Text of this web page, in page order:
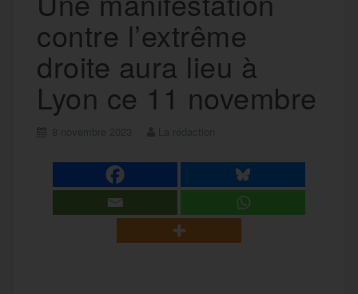
contre l’extrême
droite aura lieu à
Lyon ce 11 novembre